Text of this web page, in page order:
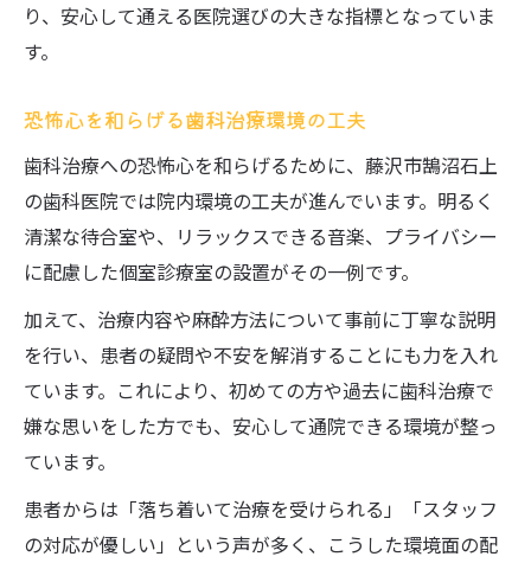
り、安心して通える医院選びの大きな指標となっていま
す。
恐怖心を和らげる歯科治療環境の工夫
歯科治療への恐怖心を和らげるために、藤沢市鵠沼石上
の歯科医院では院内環境の工夫が進んでいます。明るく
清潔な待合室や、リラックスできる音楽、プライバシー
に配慮した個室診療室の設置がその一例です。
加えて、治療内容や麻酔方法について事前に丁寧な説明
を行い、患者の疑問や不安を解消することにも力を入れ
ています。これにより、初めての方や過去に歯科治療で
嫌な思いをした方でも、安心して通院できる環境が整っ
ています。
患者からは「落ち着いて治療を受けられる」「スタッフ
の対応が優しい」という声が多く、こうした環境面の配